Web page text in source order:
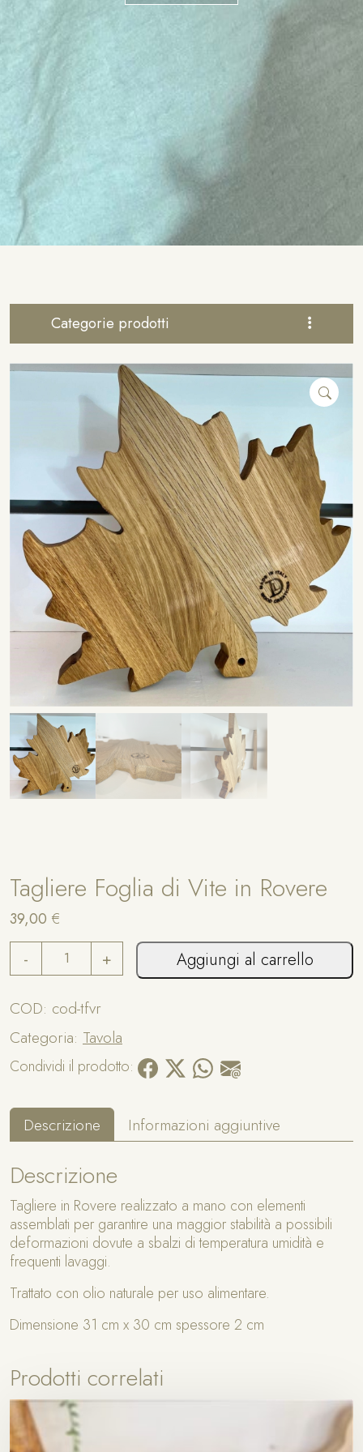
Tagliere Foglia di Vite in Rovere
39,00 €
-
T
l
e
r
o
d
i
V
i
t
e
i
o
v
+ Aggiungi al carrello
r
a
ti
:
COD: cod-tfvr
Categoria: Tavola
Condividi il prodotto:
Descrizione Informazioni aggiuntive
Descrizione
Tagliere in Rovere realizzato a mano con elementi
assemblati per garantire una maggior stabilità a possibili
deformazioni dovute a sbalzi di temperatura umidità e
frequenti lavaggi.
Trattato con olio naturale per uso alimentare.
Dimensione 31 cm x 30 cm spessore 2 cm
Prodotti correlati
Categorie prodotti